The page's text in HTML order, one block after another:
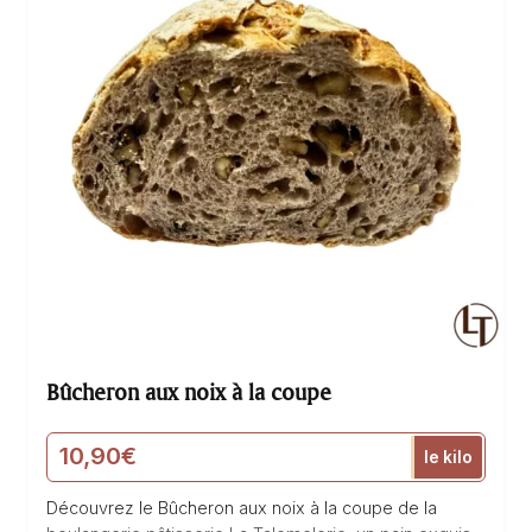
Bûcheron aux noix à la coupe
10,90€ le kilo
Découvrez le Bûcheron aux noix à la coupe de la